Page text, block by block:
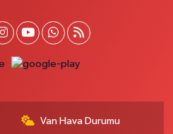
Van Hava Durumu